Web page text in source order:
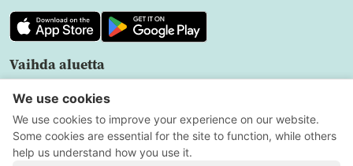
Vaihda aluetta
FI